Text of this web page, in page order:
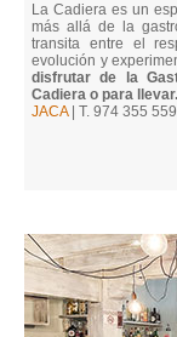
La Cadiera es un
más allá de la
transita entre el
evolución y
disfrutar de la
Cadiera o para
JACA | T. 974 355